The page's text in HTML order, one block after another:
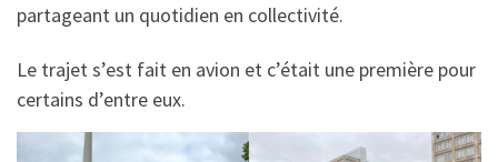
partageant un quotidien en collectivité.
Le trajet s’est fait en avion et c’était une première pour
certains d’entre eux.